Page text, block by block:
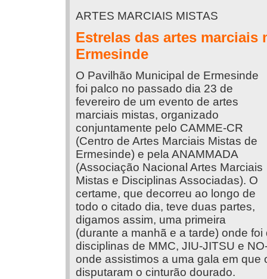
ARTES MARCIAIS MISTAS
Estrelas das artes marciais
Ermesinde
O Pavilhão Municipal de Ermesinde
foi palco no passado dia 23 de
fevereiro de um evento de artes
marciais mistas, organizado
conjuntamente pelo CAMME-CR
(Centro de Artes Marciais Mistas de
Ermesinde) e pela ANAMMADA
(Associação Nacional Artes Marciais
Mistas e Disciplinas Associadas). O
certame, que decorreu ao longo de
todo o citado dia, teve duas partes,
digamos assim, uma primeira
(durante a manhã e a tarde) onde
disciplinas de MMC, JIU-JITSU e
onde assistimos a uma gala em que
disputaram o cinturão dourado.